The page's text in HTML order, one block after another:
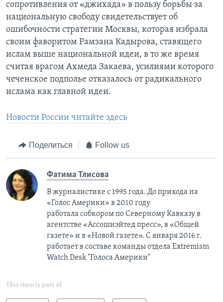
сопротивления от «джихада» в пользу борьбы за
национальную свободу свидетельствует об
ошибочности стратегии Москвы, которая избрала
своим фаворитом Рамзана Кадырова, ставящего
ислам выше национальной идеи, в то же время
считая врагом Ахмеда Закаева, усилиями которого
чеченское подполье отказалось от радикального
ислама как главной идеи.
Новости России читайте здесь
Поделиться Follow us
Фатима Тлисовa
В журналистике с 1995 года. До прихода на
«Голос Америки» в 2010 году
работала собкором по Северному Кавказу в
агентстве «Ассошиэйтед пресс», в «Общей
газете» и в «Новой газете». С января 2016 г.
работает в составе команды отдела Extremism
Watch Desk "Голоса Америки"
This item is part of